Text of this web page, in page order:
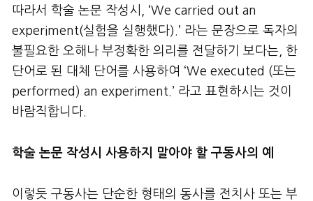
따라서 학술 논문 작성시, ‘We carried out an
experiment(실험을 실행했다).’ 라는 문장으로 독자의
불필요한 오해나 부정확한 의리를 전달하기 보다는, 한
단어로 된 대체 단어를 사용하여 ‘We executed (또는
performed) an experiment.’ 라고 표현하시는 것이
바람직합니다.
학술 논문 작성시 사용하지 말아야 할 구동사의 예
이렇듯 구동사는 단순한 형태의 동사를 전치사 또는 부